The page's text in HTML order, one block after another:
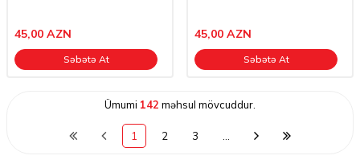
45,00 AZN
Səbətə At
45,00 AZN
Səbətə At
Ümumi 142 məhsul mövcuddur.
1 2 3